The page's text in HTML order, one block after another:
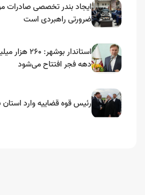
ایجاد بندر تخصصی صادرات
ضرورتی راهبردی است
استاندار
دهه فجر افتتاح می‌شود
رئیس قوه قضاییه وارد